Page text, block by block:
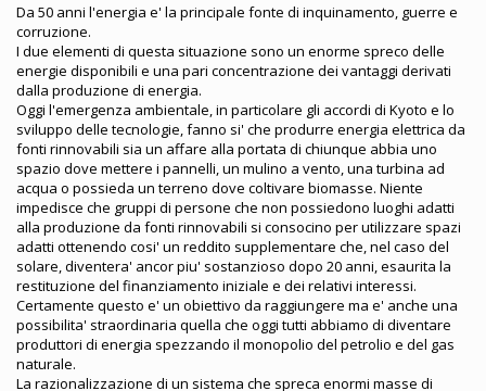
Da 50 anni l'energia e' la principale fonte di inquinamento, guerre e
corruzione.
I due elementi di questa situazione sono un enorme spreco delle
energie disponibili e una pari concentrazione dei vantaggi derivati
dalla produzione di energia.
Oggi l'emergenza ambientale, in particolare gli accordi di Kyoto e lo
sviluppo delle tecnologie, fanno si' che produrre energia elettrica da
fonti rinnovabili sia un affare alla portata di chiunque abbia uno
spazio dove mettere i pannelli, un mulino a vento, una turbina ad
acqua o possieda un terreno dove coltivare biomasse. Niente
impedisce che gruppi di persone che non possiedono luoghi adatti
alla produzione da fonti rinnovabili si consocino per utilizzare spazi
adatti ottenendo cosi' un reddito supplementare che, nel caso del
solare, diventera' ancor piu' sostanzioso dopo 20 anni, esaurita la
restituzione del finanziamento iniziale e dei relativi interessi.
Certamente questo e' un obiettivo da raggiungere ma e' anche una
possibilita' straordinaria quella che oggi tutti abbiamo di diventare
produttori di energia spezzando il monopolio del petrolio e del gas
naturale.
La razionalizzazione di un sistema che spreca enormi masse di